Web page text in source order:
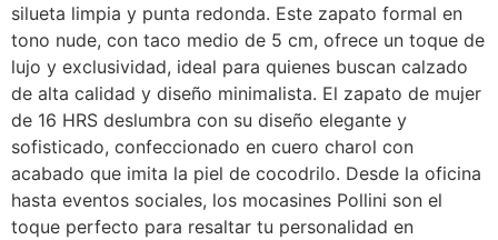
silueta limpia y punta redonda. Este zapato formal en
tono nude, con taco medio de 5 cm, ofrece un toque de
lujo y exclusividad, ideal para quienes buscan calzado
de alta calidad y diseño minimalista. El zapato de mujer
de 16 HRS deslumbra con su diseño elegante y
sofisticado, confeccionado en cuero charol con
acabado que imita la piel de cocodrilo. Desde la oficina
hasta eventos sociales, los mocasines Pollini son el
toque perfecto para resaltar tu personalidad en